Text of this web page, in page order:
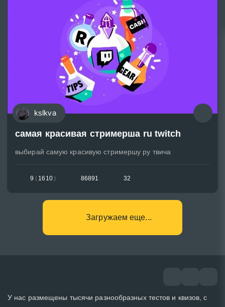
kslkva
самая красивая стримерша ru twitch
выбирай самую красивую стримершу ру твича
9 ( 1610) 86891 32
Загружаем еще...
У нас размещены тысячи разнообразных тестов и квизов, с